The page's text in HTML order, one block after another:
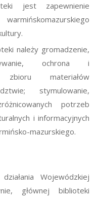
jest zapewnienie
należy gromadzenie,
ochrona i
zbioru materiałów
stymulowanie,
potrzeb
i informacyjnych
mazurskiego.
Wojewódzkiej
głównej biblioteki